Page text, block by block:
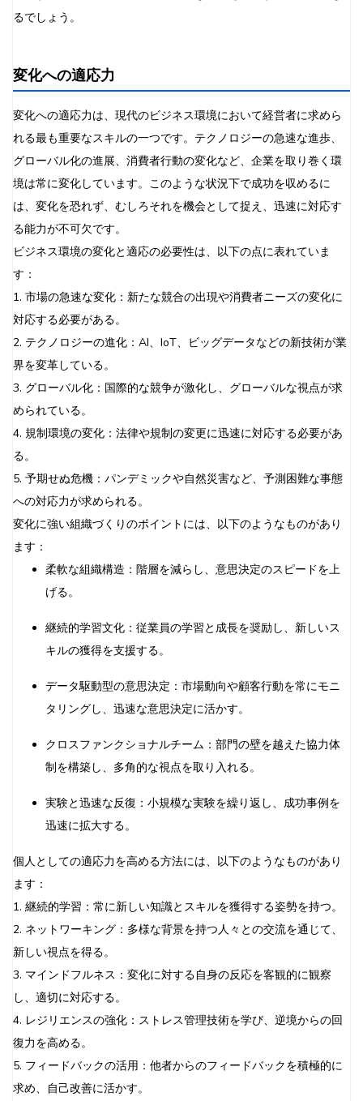
るでしょう。
変化への適応力
変化への適応力は、現代のビジネス環境において経営者に求めら
れる最も重要なスキルの一つです。テクノロジーの急速な進歩、
グローバル化の進展、消費者行動の変化など、企業を取り巻く環
境は常に変化しています。このような状況下で成功を収めるに
は、変化を恐れず、むしろそれを機会として捉え、迅速に対応す
る能力が不可欠です。
ビジネス環境の変化と適応の必要性は、以下の点に表れていま
す：
1. 市場の急速な変化：新たな競合の出現や消費者ニーズの変化に
対応する必要がある。
2. テクノロジーの進化：AI、IoT、ビッグデータなどの新技術が業
界を変革している。
3. グローバル化：国際的な競争が激化し、グローバルな視点が求
められている。
4. 規制環境の変化：法律や規制の変更に迅速に対応する必要があ
る。
5. 予期せぬ危機：パンデミックや自然災害など、予測困難な事態
への対応力が求められる。
変化に強い組織づくりのポイントには、以下のようなものがあり
ます：
柔軟な組織構造：階層を減らし、意思決定のスピードを上
げる。
継続的学習文化：従業員の学習と成長を奨励し、新しいス
キルの獲得を支援する。
データ駆動型の意思決定：市場動向や顧客行動を常にモニ
タリングし、迅速な意思決定に活かす。
クロスファンクショナルチーム：部門の壁を越えた協力体
制を構築し、多角的な視点を取り入れる。
実験と迅速な反復：小規模な実験を繰り返し、成功事例を
迅速に拡大する。
個人としての適応力を高める方法には、以下のようなものがあり
ます：
1. 継続的学習：常に新しい知識とスキルを獲得する姿勢を持つ。
2. ネットワーキング：多様な背景を持つ人々との交流を通じて、
新しい視点を得る。
3. マインドフルネス：変化に対する自身の反応を客観的に観察
し、適切に対応する。
4. レジリエンスの強化：ストレス管理技術を学び、逆境からの回
復力を高める。
5. フィードバックの活用：他者からのフィードバックを積極的に
求め、自己改善に活かす。